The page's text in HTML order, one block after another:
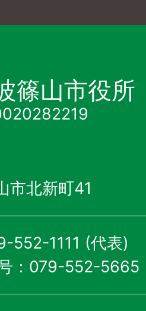
篠山市役所
市北新町41
552-1111 (代表)
：079-552-5665